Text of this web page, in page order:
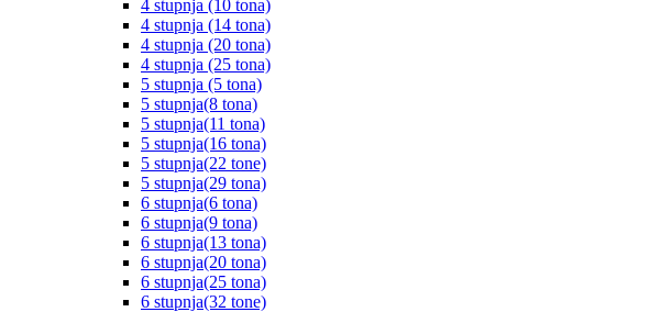
4 stupnja (10 tona)
4 stupnja (14 tona)
4 stupnja (20 tona)
4 stupnja (25 tona)
5 stupnja (5 tona)
5 stupnja(8 tona)
5 stupnja(11 tona)
5 stupnja(16 tona)
5 stupnja(22 tone)
5 stupnja(29 tona)
6 stupnja(6 tona)
6 stupnja(9 tona)
6 stupnja(13 tona)
6 stupnja(20 tona)
6 stupnja(25 tona)
6 stupnja(32 tone)